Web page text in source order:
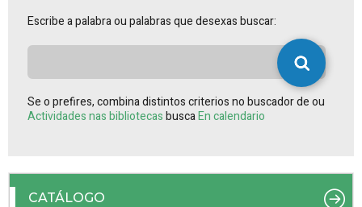
Escribe a palabra ou palabras que desexas buscar:
Se o prefires, combina distintos criterios no buscador de ou
Actividades nas bibliotecasbuscaEn calendario
CATÁLOGO